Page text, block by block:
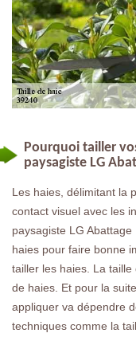
Pourquoi tailler
paysagiste LG
Les haies, délimitant la
contact visuel avec les
paysagiste LG
haies pour faire bonne
tailler les haies. La taille
de haies. Et pour la
appliquer va dépendre
techniques comme la